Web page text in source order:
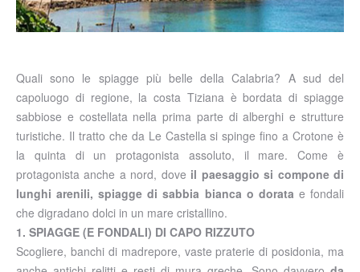
Quali sono le spiagge più belle della Calabria? A sud del
capoluogo di regione, la costa Tiziana è bordata di spiagge
sabbiose e costellata nella prima parte di alberghi e strutture
turistiche. Il tratto che da Le Castella si spinge fino a Crotone è
la quinta di un protagonista assoluto, il mare. Come è
protagonista anche a nord, dove il paesaggio si compone di
lunghi arenili, spiagge di sabbia bianca o dorata e fondali
che digradano dolci in un mare cristallino.
1. SPIAGGE (E FONDALI) DI CAPO RIZZUTO
Scogliere, banchi di madrepore, vaste praterie di posidonia, ma